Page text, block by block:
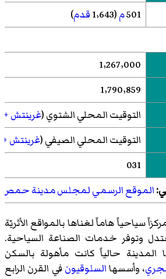
501م(1٬643 قدم)
1٬267٬000
1٬790٬859
التوقيت المحلي الشتوي (غرينتش +2
التوقيت المحلي الصيفي (غرينتش +3
031
الموقع الرسمي لمجلس مدينة حمص
سياحياً هاماً لغناها بالمواقع الأثريّة
وتوفر خدمات الصناعة السياحية.
المدينة حالياً كانت مأهولة بالسكن
، وأسسهاالسلوقيونفي القرن الرابع